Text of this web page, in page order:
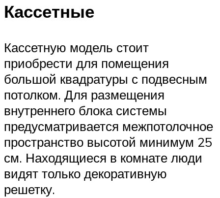
Кассетные
Кассетную модель стоит
приобрести для помещения
большой квадратуры с подвесным
потолком. Для размещения
внутреннего блока системы
предусматривается межпотолочное
пространство высотой минимум 25
см. Находящиеся в комнате люди
видят только декоративную
решетку.